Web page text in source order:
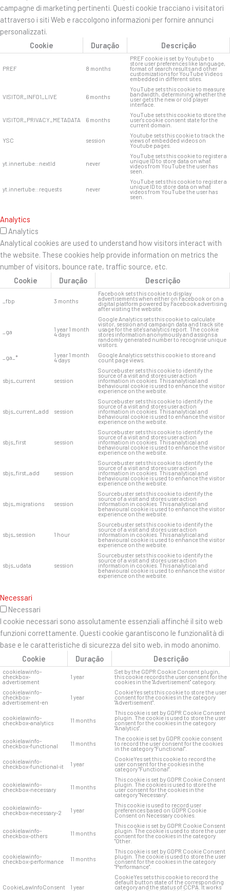
campagne di marketing pertinenti. Questi cookie tracciano i visitatori
attraverso i siti Web e raccolgono informazioni per fornire annunci
personalizzati.
Cookie
Duração Descrição
PREF 8 months
PREF cookie is set by Youtube to
store user preferences like language,
format of search results and other
customizations for YouTube Videos
embedded in different sites.
VISITOR_INFO1_LIVE 6 months
YouTube sets this cookie to measure
bandwidth, determining whether the
user gets the new or old player
interface.
VISITOR_PRIVACY_METADATA 6 months
YouTube sets this cookie to store the
user's cookie consent state for the
current domain.
YSC session
Youtube sets this cookie to track the
views of embedded videos on
Youtube pages.
yt.innertube::nextId never
YouTube sets this cookie to register a
unique ID to store data on what
videos from YouTube the user has
seen.
yt.innertube::requests never
YouTube sets this cookie to register a
unique ID to store data on what
videos from YouTube the user has
seen.
Analytics
Analytics
Analytical cookies are used to understand how visitors interact with
the website. These cookies help provide information on metrics the
number of visitors, bounce rate, traffic source, etc.
Cookie
Duração Descrição
_fbp 3 months
Facebook sets this cookie to display
advertisements when either on Facebook or on a
digital platform powered by Facebook advertising
after visiting the website.
_ga 1 year 1 month
4 days
Google Analytics sets this cookie to calculate
visitor, session and campaign data and track site
usage for the site's analytics report. The cookie
stores information anonymously and assigns a
randomly generated number to recognise unique
visitors.
_ga_*
1 year 1 month
4 days
Google Analytics sets this cookie to store and
count page views.
sbjs_current session
Sourcebuster sets this cookie to identify the
source of a visit and stores user action
information in cookies. This analytical and
behavioural cookie is used to enhance the visitor
experience on the website.
sbjs_current_add session
Sourcebuster sets this cookie to identify the
source of a visit and stores user action
information in cookies. This analytical and
behavioural cookie is used to enhance the visitor
experience on the website.
sbjs_first session
Sourcebuster sets this cookie to identify the
source of a visit and stores user action
information in cookies. This analytical and
behavioural cookie is used to enhance the visitor
experience on the website.
sbjs_first_add session
Sourcebuster sets this cookie to identify the
source of a visit and stores user action
information in cookies. This analytical and
behavioural cookie is used to enhance the visitor
experience on the website.
sbjs_migrations session
Sourcebuster sets this cookie to identify the
source of a visit and stores user action
information in cookies. This analytical and
behavioural cookie is used to enhance the visitor
experience on the website.
sbjs_session 1 hour
Sourcebuster sets this cookie to identify the
source of a visit and stores user action
information in cookies. This analytical and
behavioural cookie is used to enhance the visitor
experience on the website.
sbjs_udata session
Sourcebuster sets this cookie to identify the
source of a visit and stores user action
information in cookies. This analytical and
behavioural cookie is used to enhance the visitor
experience on the website.
Necessari
Necessari
I cookie necessari sono assolutamente essenziali affinché il sito web
funzioni correttamente. Questi cookie garantiscono le funzionalità di
base e le caratteristiche di sicurezza del sito web, in modo anonimo.
Cookie
Duração Descrição
cookielawinfo-
checkbox-
advertisement
1 year
Set by the GDPR Cookie Consent plugin,
this cookie records the user consent for the
cookies in the "Advertisement" category.
cookielawinfo-
checkbox-
advertisement-en
1 year
CookieYes sets this cookie to store the user
consent for the cookies in the category
"Advertisement".
cookielawinfo-
checkbox-analytics 11 months
This cookie is set by GDPR Cookie Consent
plugin. The cookie is used to store the user
consent for the cookies in the category
"Analytics".
cookielawinfo-
checkbox-functional 11 months
The cookie is set by GDPR cookie consent
to record the user consent for the cookies
in the category "Functional".
cookielawinfo-
checkbox-functional-it 1 year
CookieYes set this cookie to record the
user consent for the cookies in the
category "Functional".
cookielawinfo-
checkbox-necessary 11 months
This cookie is set by GDPR Cookie Consent
plugin. The cookies is used to store the
user consent for the cookies in the
category "Necessary".
cookielawinfo-
checkbox-necessary-2 1 year
This cookie is used to record user
preferences based on GDPR Cookie
Consent on Necessary cookies.
cookielawinfo-
checkbox-others 11 months
This cookie is set by GDPR Cookie Consent
plugin. The cookie is used to store the user
consent for the cookies in the category
"Other.
cookielawinfo-
checkbox-performance 11 months
This cookie is set by GDPR Cookie Consent
plugin. The cookie is used to store the user
consent for the cookies in the category
"Performance".
CookieLawInfoConsent 1 year
CookieYes sets this cookie to record the
default button state of the corresponding
category and the status of CCPA. It works